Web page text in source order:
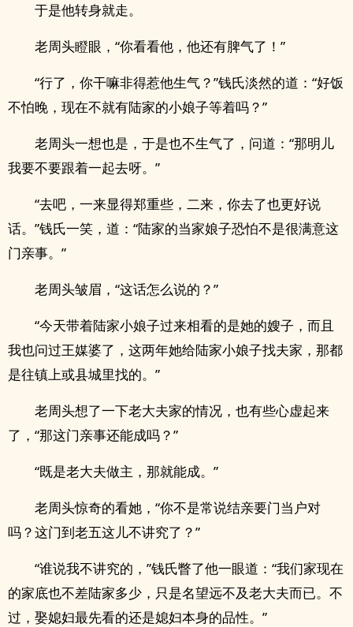
于是他转身就走。
老周头瞪眼，“你看看他，他还有脾气了！”
“行了，你干嘛非得惹他生气？”钱氏淡然的道：“好饭
不怕晚，现在不就有陆家的小娘子等着吗？”
老周头一想也是，于是也不生气了，问道：“那明儿
我要不要跟着一起去呀。”
“去吧，一来显得郑重些，二来，你去了也更好说
话。”钱氏一笑，道：“陆家的当家娘子恐怕不是很满意这
门亲事。”
老周头皱眉，“这话怎么说的？”
“今天带着陆家小娘子过来相看的是她的嫂子，而且
我也问过王媒婆了，这两年她给陆家小娘子找夫家，那都
是往镇上或县城里找的。”
老周头想了一下老大夫家的情况，也有些心虚起来
了，“那这门亲事还能成吗？”
“既是老大夫做主，那就能成。”
老周头惊奇的看她，“你不是常说结亲要门当户对
吗？这门到老五这儿不讲究了？”
“谁说我不讲究的，”钱氏瞥了他一眼道：“我们家现在
的家底也不差陆家多少，只是名望远不及老大夫而已。不
过，娶媳妇最先看的还是媳妇本身的品性。”